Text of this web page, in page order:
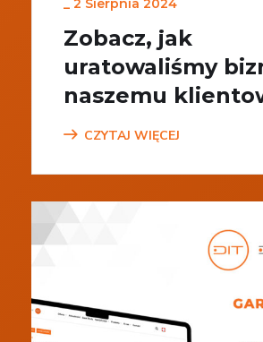
_ 2 Sierpnia 2024
Zobacz, jak
uratowaliśmy
naszemu
CZYTAJ WIĘCEJ